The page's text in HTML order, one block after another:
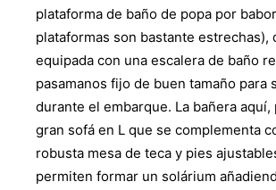
plataforma de baño de popa por
plataformas son bastante estrechas),
equipada con una escalera de baño
pasamanos fijo de buen tamaño para
durante el embarque. La bañera aquí,
gran sofá en L que se complementa
robusta mesa de teca y pies
permiten formar un solárium